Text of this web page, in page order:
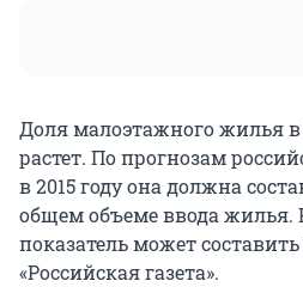
Доля малоэтажного жилья в
растет. По прогнозам
в 2015 году она должна
общем объеме ввода жилья.
показатель может
«Российская газета».